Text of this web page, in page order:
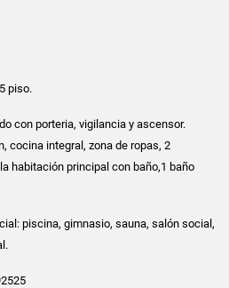
piso.
con porteria, vigilancia y ascensor.
cocina integral, zona de ropas, 2
habitación principal con baño,1 baño
piscina, gimnasio, sauna, salón social,